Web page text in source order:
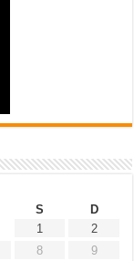
S
D
1
2
8
9